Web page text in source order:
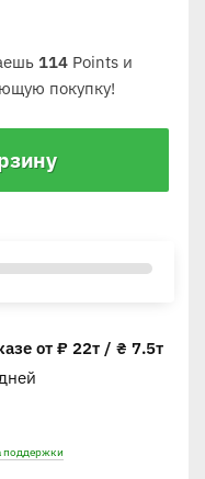
114Points и
покупку!
от ₽ 22т / ₴ 7.5т
поддержки